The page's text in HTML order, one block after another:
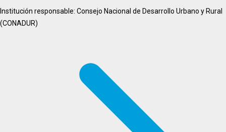
Institución responsable: Consejo Nacional de Desarrollo Urbano y Rural
(CONADUR)